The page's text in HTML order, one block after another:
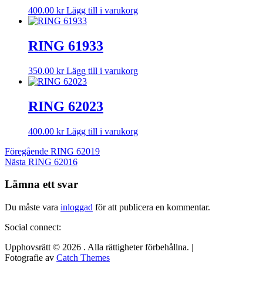
400.00 kr Lägg till i varukorg
RING 61933
350.00 kr Lägg till i varukorg
RING 62023
400.00 kr Lägg till i varukorg
Inläggsnavigering
Föregående Föregående
inlägg:
RING 62019
Nästa Nästa
RING 62016
Lämna ett svar
Du måste vara inloggad för att publicera en kommentar.
Social connect:
Upphovsrätt © 2026 . Alla rättigheter förbehållna. |
Fotografie av Catch Themes